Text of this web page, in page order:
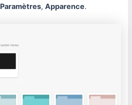
Paramètres,Apparence.